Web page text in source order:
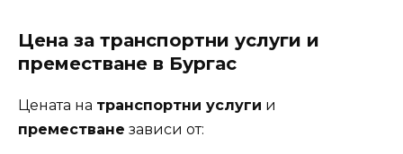
Цена за транспортни услуги и
преместване в Бургас
Цената на транспортни услуги и
преместване зависи от: